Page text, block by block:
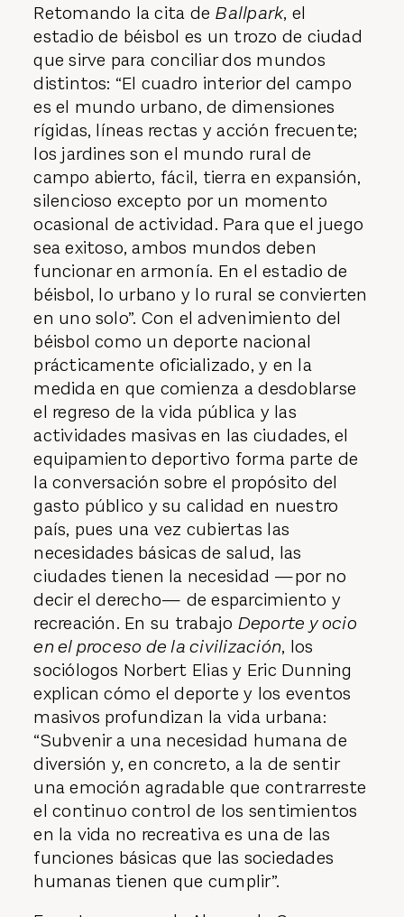
Retomando la cita de Ballpark, el
estadio de béisbol es un trozo de ciudad
que sirve para conciliar dos mundos
distintos: “El cuadro interior del campo
es el mundo urbano, de dimensiones
rígidas, líneas rectas y acción frecuente;
los jardines son el mundo rural de
campo abierto, fácil, tierra en expansión,
silencioso excepto por un momento
ocasional de actividad. Para que el juego
sea exitoso, ambos mundos deben
funcionar en armonía. En el estadio de
béisbol, lo urbano y lo rural se convierten
en uno solo”. Con el adve­nimiento del
béisbol como un deporte nacional
prácticamente oficializado, y en la
medida en que comienza a desdoblarse
el regreso de la vida pública y las
actividades masivas en las ciudades, el
equipamiento deportivo forma parte de
la conversación sobre el propósito del
gasto público y su calidad en nuestro
país, pues una vez cubiertas las
necesidades básicas de salud, las
ciudades tienen la ne­cesidad —por no
decir el derecho— de esparcimiento y
recreación. En su trabajo Deporte y ocio
en el proceso de la civilización, los
sociólogos Norbert Elias y Eric Dunning
explican cómo el deporte y los eventos
masivos profundizan la vida urbana:
“Subvenir a una necesidad humana de
diversión y, en concreto, a la de sentir
una emoción agradable que contrarreste
el continuo control de los sentimientos
en la vida no recreativa es una de las
funciones básicas que las sociedades
humanas tienen que cumplir”.